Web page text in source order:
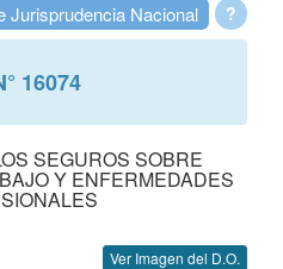
?
Jurisprudencia Nacional
16074
SEGUROS SOBRE
Y ENFERMEDADES
Ver Imagen del D.O.